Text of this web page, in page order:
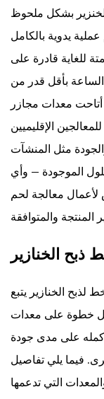
ذبح
الخنازير
أنظمة
مذهلة:
أساس
المعالجة
الإنسانية
والفعالة
3.1
غاز
ثاني
الكربون
3.2
مذهلة
الكهربائية
3.3
الأسير
بولت
بشكل ملحوظ
يدوية بالكامل
للغاية قادرة على
بأقل قدر من
أتاحت معدات مجازر
الإقليميين
مثل المنشآت
الموجودة — وأي
لأعمال معالجة لحم
الخنازير
الخنازير يتبع
خطوة على معدات
على مدى جودة
فيما يلي تفاصيل